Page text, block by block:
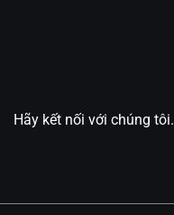
Hãy kết nối với chúng tôi.